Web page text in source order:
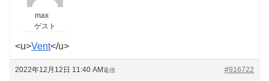
max
ゲスト
<u>Vent</u>
2022年12月12日 11:40 AM #916722
返信